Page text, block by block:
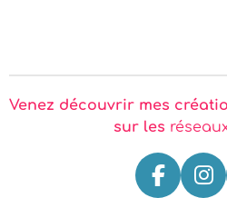
Venez découvrir mes
sur les
F
I